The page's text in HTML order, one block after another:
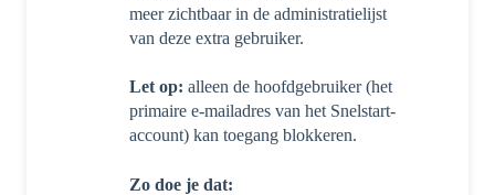
meer zichtbaar in de administratielijst
van deze extra gebruiker.
Let op: alleen de hoofdgebruiker (het
primaire e-mailadres van het Snelstart-
account) kan toegang blokkeren.
Zo doe je dat: